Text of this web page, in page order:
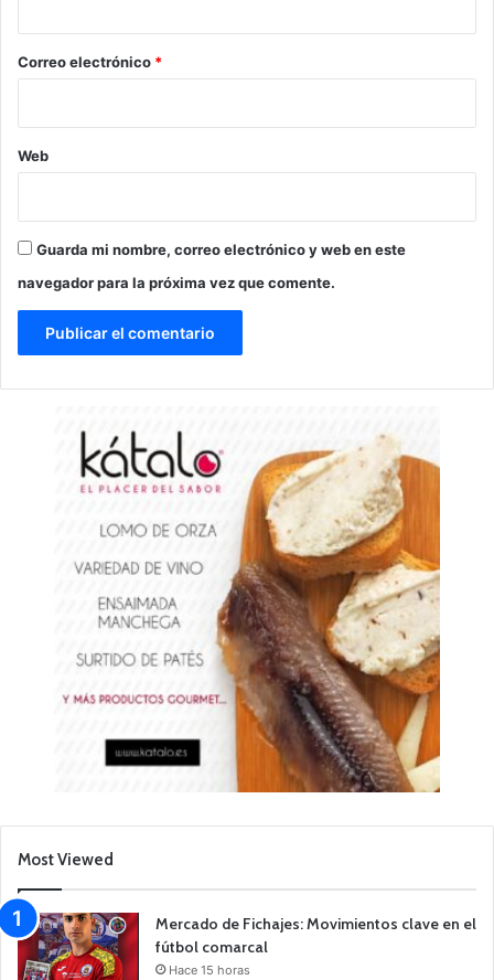
*
Correo electrónico *
Web
Guarda mi nombre, correo electrónico y web en este
navegador para la próxima vez que comente.
Most Viewed
Mercado de Fichajes: Movimientos clave en el
fútbol comarcal
Hace 15 horas